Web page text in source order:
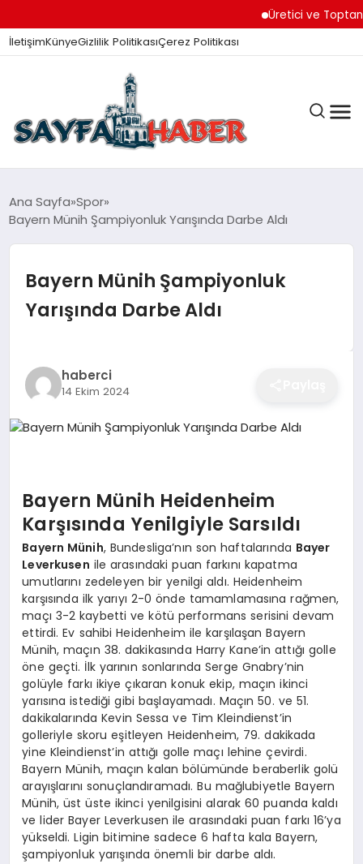
Üretici ve
İletişimKünyeGizlilik PolitikasıÇerez Politikası
ANA SAYFA
İZMIR HABERLERI
EĞITIM
EKONOMI
SAĞLIK
SPOR
YAŞAM
DIĞER
Ana Sayfa Spor
Bayern Münih Şampiyonluk Yarışında Darbe Aldı
Bayern Münih Şampiyonluk
Yarışında Darbe Aldı
haberci
14 Ekim 2024
Bayern Münih Heidenheim
Karşısında Yenilgiyle Sarsıldı
Bayern Münih, Bundesliga’nın son haftalarında Bayer
Leverkusen ile arasındaki puan farkını kapatma
umutlarını zedeleyen bir yenilgi aldı. Heidenheim
karşısında ilk yarıyı 2-0 önde tamamlamasına rağmen,
maçı 3-2 kaybetti ve kötü performans serisini devam
ettirdi. Ev sahibi Heidenheim ile karşılaşan Bayern
Münih, maçın 38. dakikasında Harry Kane’in attığı golle
öne geçti. İlk yarının sonlarında Serge Gnabry’nin
golüyle farkı ikiye çıkaran konuk ekip, maçın ikinci
yarısına istediği gibi başlayamadı. Maçın 50. ve 51.
dakikalarında Kevin Sessa ve Tim Kleindienst’in
golleriyle skoru eşitleyen Heidenheim, 79. dakikada
yine Kleindienst’in attığı golle maçı lehine çevirdi.
Bayern Münih, maçın kalan bölümünde beraberlik golü
arayışlarını sonuçlandıramadı. Bu mağlubiyetle Bayern
Münih, üst üste ikinci yenilgisini alarak 60 puanda kaldı
ve lider Bayer Leverkusen ile arasındaki puan farkı 16’ya
yükseldi. Ligin bitimine sadece 6 hafta kala Bayern,
şampiyonluk yarışında önemli bir darbe aldı.